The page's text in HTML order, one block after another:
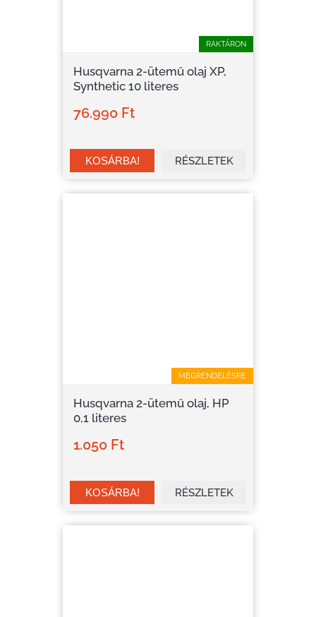
RAKTÁRON
Husqvarna 2-ütemű olaj XP,
Synthetic 10 literes
76.990 Ft
RÉSZLETEK
MEGRENDELÉSRE
Husqvarna 2-ütemű olaj, HP
0,1 literes
1.050 Ft
RÉSZLETEK